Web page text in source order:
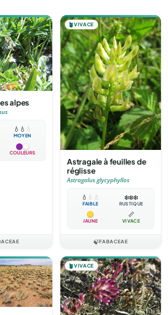
alpes
💧 💧 💧
MOYEN
COULEURS
🪴VIVACE
Astragale à feuilles de
réglisse
Astragalus glycyphyllos
💧 💧 💧
FAIBLE
❄️❄️❄️
RUSTIQUE
JAUNE
📏
VIVACE
🍃FABACEAE
🪴VIVACE